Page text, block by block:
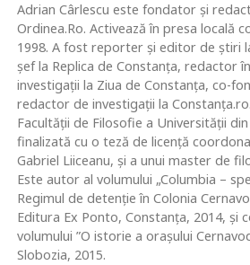
Adrian Cârlescu este fondator și
Ordinea.Ro. Activează în presa locală
1998. A fost reporter şi editor de ştiri
şef la Replica de Constanţa, redactor
investigații la Ziua de Constanţa, co-
redactor de investigații la
Facultăţii de Filosofie a Universităţii
finalizată cu o teză de licenţă
Gabriel Liiceanu, şi a unui master de
Este autor al volumului „Columbia –
Regimul de detenţie în Colonia
Editura Ex Ponto, Constanța, 2014, și
volumului ”O istorie a orașului
Slobozia, 2015.